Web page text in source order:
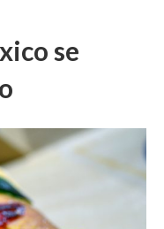
se